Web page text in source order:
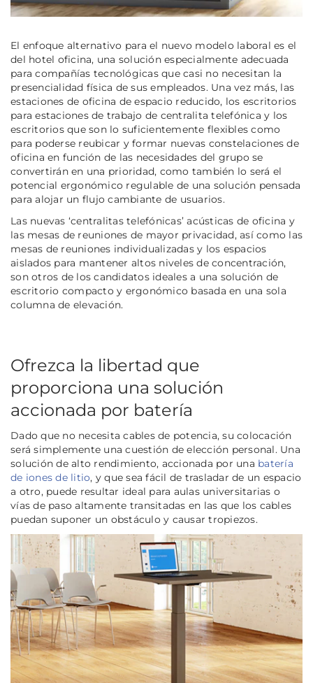
El enfoque alternativo para el nuevo modelo laboral es el
del hotel oficina, una solución especialmente adecuada
para compañías tecnológicas que casi no necesitan la
presencialidad física de sus empleados. Una vez más, las
estaciones de oficina de espacio reducido, los escritorios
para estaciones de trabajo de centralita telefónica y los
escritorios que son lo suficientemente flexibles como
para poderse reubicar y formar nuevas constelaciones de
oficina en función de las necesidades del grupo se
convertirán en una prioridad, como también lo será el
potencial ergonómico regulable de una solución pensada
para alojar un flujo cambiante de usuarios.
Las nuevas ‘centralitas telefónicas’ acústicas de oficina y
las mesas de reuniones de mayor privacidad, así como las
mesas de reuniones individualizadas y los espacios
aislados para mantener altos niveles de concentración,
son otros de los candidatos ideales a una solución de
escritorio compacto y ergonómico basada en una sola
columna de elevación.
Ofrezca la libertad que
proporciona una solución
accionada por batería
Dado que no necesita cables de potencia, su colocación
será simplemente una cuestión de elección personal. Una
solución de alto rendimiento, accionada por una batería
de iones de litio, y que sea fácil de trasladar de un espacio
a otro, puede resultar ideal para aulas universitarias o
vías de paso altamente transitadas en las que los cables
puedan suponer un obstáculo y causar tropiezos.